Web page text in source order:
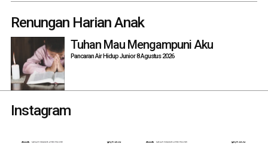
Renungan Harian Anak
Tuhan Mau Mengampuni Aku
Pancaran Air Hidup Junior 8 Agustus 2026
Instagram